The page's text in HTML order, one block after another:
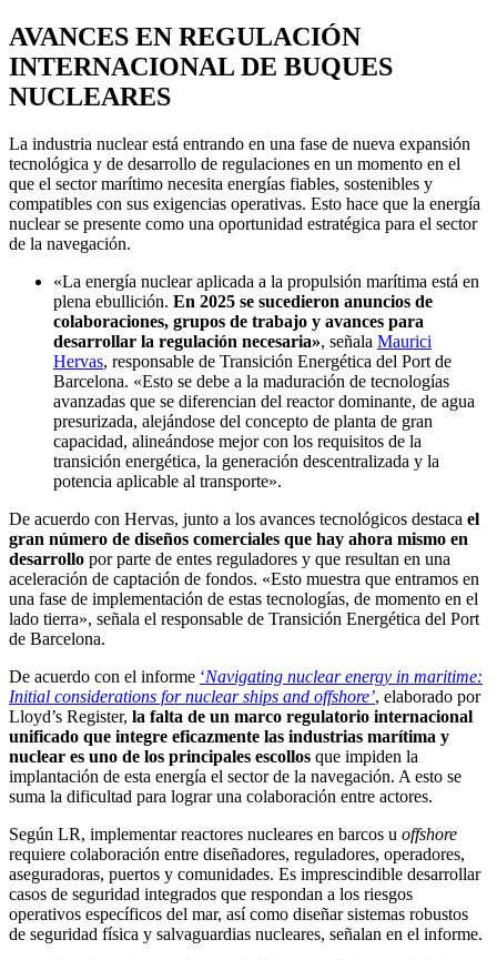
AVANCES EN REGULACIÓN
INTERNACIONAL DE BUQUES
NUCLEARES
La industria nuclear está entrando en una fase de nueva expansión
tecnológica y de desarrollo de regulaciones en un momento en el
que el sector marítimo necesita energías fiables, sostenibles y
compatibles con sus exigencias operativas. Esto hace que la energía
nuclear se presente como una oportunidad estratégica para el sector
de la navegación.
«La energía nuclear aplicada a la propulsión marítima está en
plena ebullición. En 2025 se sucedieron anuncios de
colaboraciones, grupos de trabajo y avances para
desarrollar la regulación necesaria», señala Maurici
Hervas, responsable de Transición Energética del Port de
Barcelona. «Esto se debe a la maduración de tecnologías
avanzadas que se diferencian del reactor dominante, de agua
presurizada, alejándose del concepto de planta de gran
capacidad, alineándose mejor con los requisitos de la
transición energética, la generación descentralizada y la
potencia aplicable al transporte».
De acuerdo con Hervas, junto a los avances tecnológicos destaca el
gran número de diseños comerciales que hay ahora mismo en
desarrollo por parte de entes reguladores y que resultan en una
aceleración de captación de fondos. «Esto muestra que entramos en
una fase de implementación de estas tecnologías, de momento en el
lado tierra», señala el responsable de Transición Energética del Port
de Barcelona.
De acuerdo con el informe ‘Navigating nuclear energy in maritime:
Initial considerations for nuclear ships and offshore’, elaborado por
Lloyd’s Register, la falta de un marco regulatorio internacional
unificado que integre eficazmente las industrias marítima y
nuclear es uno de los principales escollos que impiden la
implantación de esta energía el sector de la navegación. A esto se
suma la dificultad para lograr una colaboración entre actores.
Según LR, implementar reactores nucleares en barcos u offshore
requiere colaboración entre diseñadores, reguladores, operadores,
aseguradoras, puertos y comunidades. Es imprescindible desarrollar
casos de seguridad integrados que respondan a los riesgos
operativos específicos del mar, así como diseñar sistemas robustos
de seguridad física y salvaguardias nucleares, señalan en el informe.